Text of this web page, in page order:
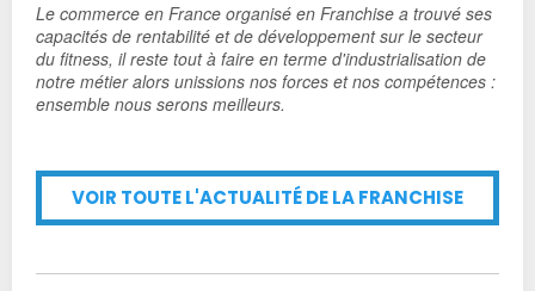
Le commerce en France organisé en Franchise a trouvé ses
capacités de rentabilité et de développement sur le secteur
du fitness, il reste tout à faire en terme d'industrialisation de
notre métier alors unissions nos forces et nos compétences :
ensemble nous serons meilleurs.
VOIR TOUTE L'ACTUALITÉ DE LA FRANCHISE